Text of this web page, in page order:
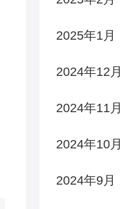
2025年1月
2024年12月
2024年11月
2024年10月
2024年9月